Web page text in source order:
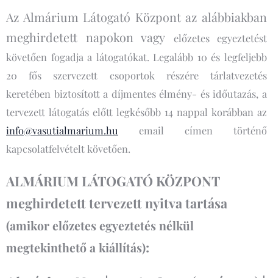
Az Almárium Látogató Központ az alábbiakban
meghirdetett napokon vagy
előzetes egyeztetést
követően fogadja a látogatókat. Legalább 10 és legfeljebb
20 fős szervezett csoportok részére tárlatvezetés
keretében biztosított a díjmentes élmény- és időutazás, a
tervezett látogatás előtt legkésőbb 14 nappal korábban az
info@vasutialmarium.hu
email címen történő
kapcsolatfelvételt követően.
ALMÁRIUM LÁTOGATÓ KÖZPONT
meghirdetett tervezett nyitva tartása
(amikor előzetes egyeztetés nélkül
megtekinthető a kiállítás):